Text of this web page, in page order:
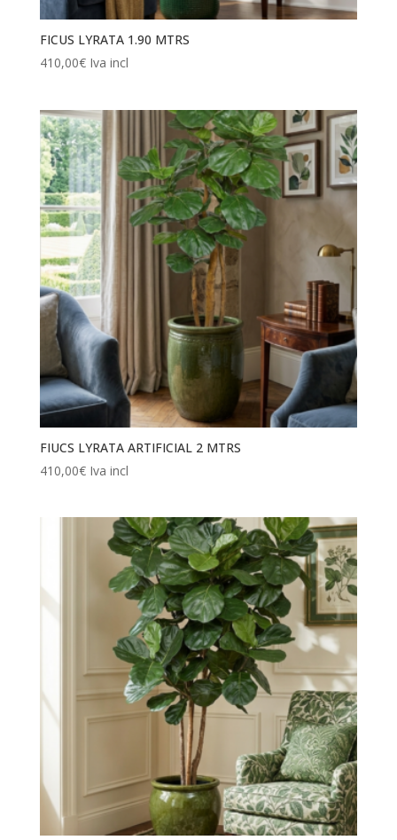
FICUS LYRATA 1.90 MTRS
410,00€ Iva incl
FIUCS LYRATA ARTIFICIAL 2 MTRS
410,00€ Iva incl